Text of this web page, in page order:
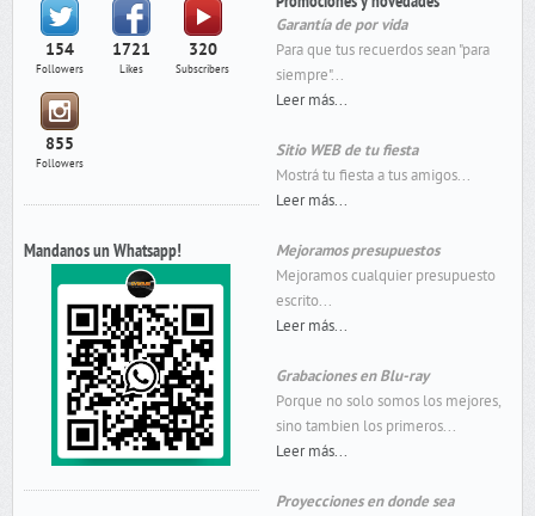
154
Followers
1721
Likes
320
Subscribers
855
Followers
Mandanos un Whatsapp!
Garantía de por vida
Para que tus recuerdos sean "para
siempre"...
Leer más...
Sitio WEB de tu fiesta
Mostrá tu fiesta a tus amigos...
Leer más...
Mejoramos presupuestos
Mejoramos cualquier presupuesto
escrito...
Leer más...
Grabaciones en Blu-ray
Porque no solo somos los mejores,
sino tambien los primeros...
Leer más...
Proyecciones en donde sea